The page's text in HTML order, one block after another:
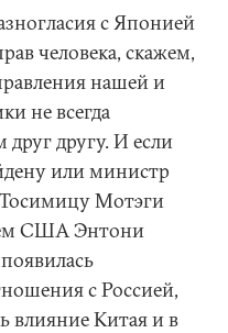
с Японией
человека, скажем,
нашей и
не всегда
другу. И если
или министр
Мотэги
США Энтони
с Россией,
влияние Китая и в